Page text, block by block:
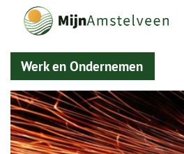
Werk en Ondernemen